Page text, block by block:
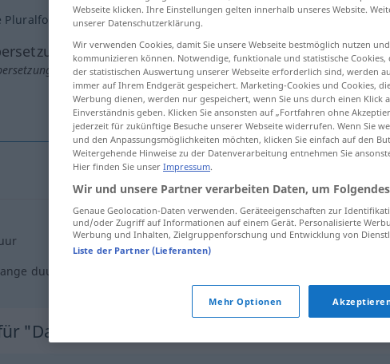
Pluralform
anklicken/antippen)
auf die Dauer
duur
"Dauer"
Webseite klicken. Ihre Einstellungen gelten innerhalb unseres Website.
unserer Datenschutzerklärung.
Wir verwenden Cookies, damit Sie unsere Webseite bestmöglich nutzen
kommunizieren können. Notwendige, funktionale und statistische
der statistischen Auswertung unserer Webseite erforderlich sind, werden
immer auf Ihrem Endgerät gespeichert. Marketing-Cookies und Cookies,
Werbung dienen, werden nur gespeichert, wenn Sie uns durch einen Klick
Einverständnis geben. Klicken Sie ansonsten auf „Fortfahren ohne
jederzeit für zukünftige Besuche unserer Webseite widerrufen. Wenn Sie
und den Anpassungsmöglichkeiten möchten, klicken Sie einfach auf den
Weitergehende Hinweise zu der Datenverarbeitung entnehmen Sie
Hier finden Sie unser Impressum.
Wir und unsere Partner verarbeiten Daten, um
Genaue Geolocation-Daten verwenden. Geräteeigenschaften zur
und/oder Zugriff auf Informationen auf einem Gerät. Personalisierte
Werbung und Inhalten, Zielgruppenforschung und Entwicklung von
Liste der Partner (Lieferanten)
Mehr Optionen